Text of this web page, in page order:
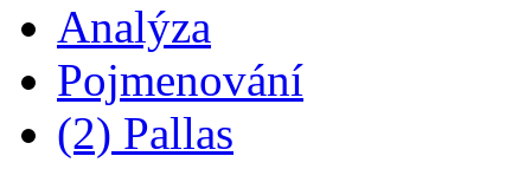
Analýza
Pojmenování
(2) Pallas